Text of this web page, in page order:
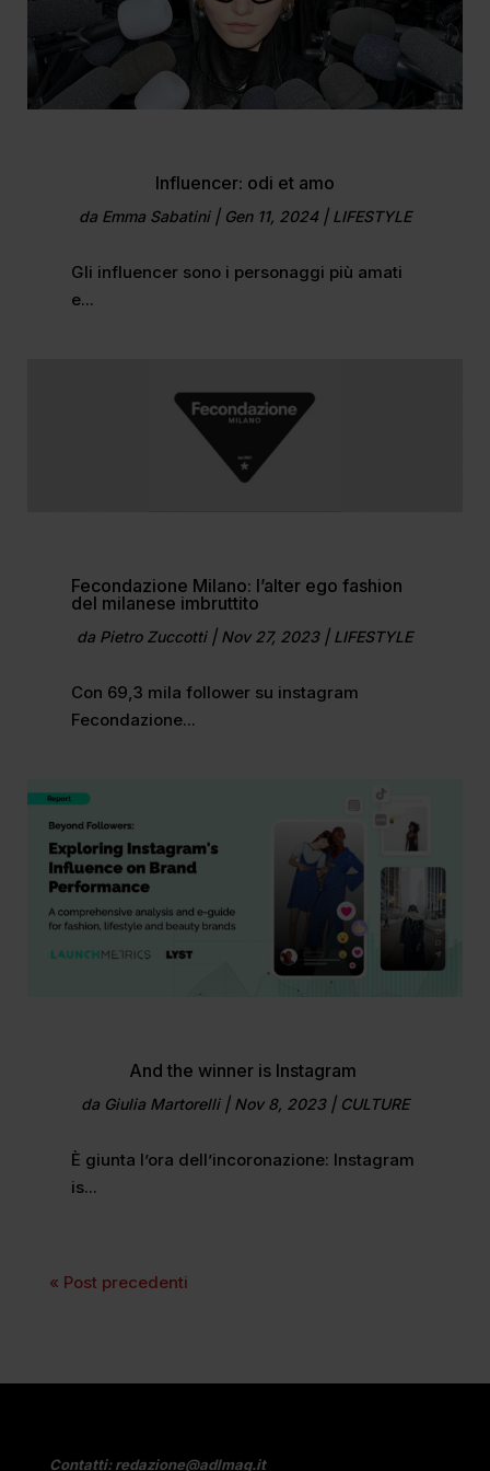
Influencer: odi et amo
da Emma Sabatini| Gen 11, 2024| LIFESTYLE
Gli influencer sono i personaggi più amati
e...
Fecondazione Milano: l’alter ego fashion
del milanese imbruttito
da Pietro Zuccotti| Nov 27, 2023| LIFESTYLE
Con 69,3 mila follower su instagram
Fecondazione...
And the winner is Instagram
da Giulia Martorelli| Nov 8, 2023| CULTURE
È giunta l’ora dell’incoronazione: Instagram
is...
« Post precedenti
Contatti:redazione@adlmag.it